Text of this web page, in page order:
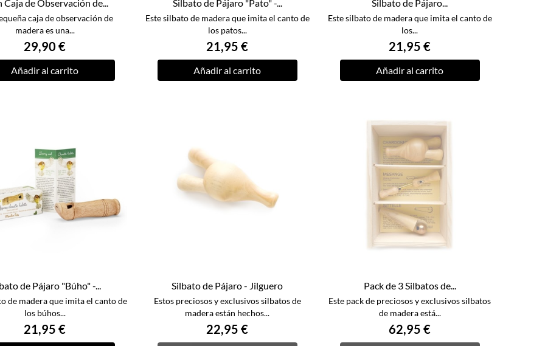
Caja de Observación de...
caja de observación de
madera es una...
29,90 €
Añadir al carrito
Silbato de Pájaro "Pato" -...
Este silbato de madera que imita el canto de
los patos...
21,95 €
Añadir al carrito
Silbato de Pájaro...
Este silbato de madera que imita el canto de
los...
21,95 €
Añadir al carrito
de Pájaro "Búho" -...
de madera que imita el canto de
los búhos...
21,95 €
Silbato de Pájaro - Jilguero
Estos preciosos y exclusivos silbatos de
madera están hechos...
22,95 €
Pack de 3 Silbatos de...
Este pack de preciosos y exclusivos silbatos
de madera está...
62,95 €